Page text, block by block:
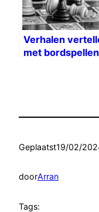
Verhalen
met bordspellen
Geplaatst19/02/
doorArran
Tags: